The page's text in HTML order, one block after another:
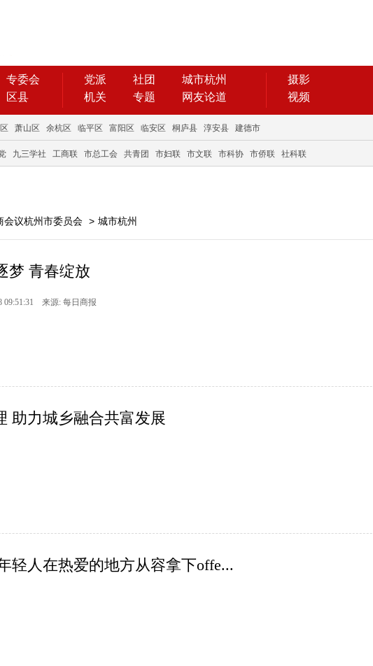
专委会
区县
党派 社团
城市杭州
机关
专题 网友论道
摄影
视频
萧山区 余杭区 临平区 富阳区 临安区 桐庐县 淳安县 建德市
九三学社 工商联 市总工会 共青团 市妇联 市文联 市科协 市侨联 社科联
会议杭州市委员会 > 城市杭州
梦 青春绽放
09:51:31 来源: 每日商报
助力城乡融合共富发展
轻人在热爱的地方从容拿下offe...